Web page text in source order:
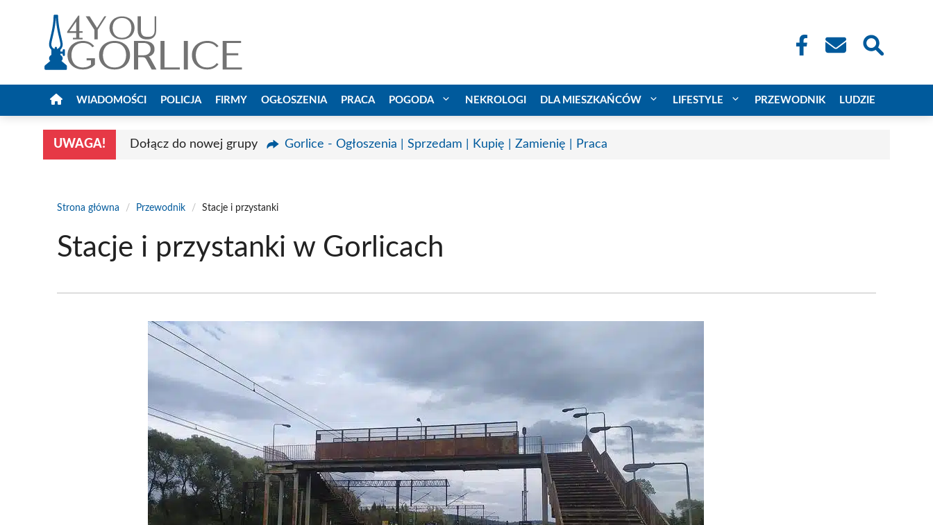
WIADOMOŚCI POLICJA FIRMY OGŁOSZENIA PRACA POGODA NEKROLOGI DLA MIESZKAŃCÓW LIFESTYLE PRZEWODNIK LUDZIE
UWAGA! Dołącz do nowej grupy Gorlice - Ogłoszenia | Sprzedam | Kupię | Zamienię | Praca
Strona główna / Przewodnik / Stacje i przystanki
Stacje i przystanki w Gorlicach